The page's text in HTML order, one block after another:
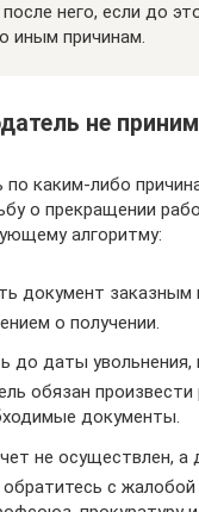
него, если до
иным причинам.
не
по каким-либо
о прекращении
алгоритму:
документ заказным
о получении.
до даты увольнения,
обязан
документы.
не осуществлен, а
с